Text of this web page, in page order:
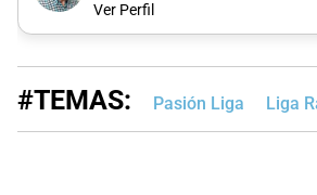
Ver Perfil
#TEMAS: Pasión Liga Liga